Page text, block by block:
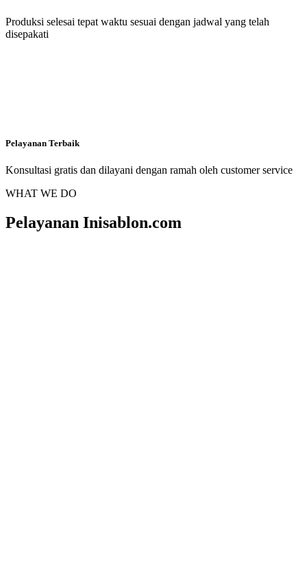
Produksi selesai tepat waktu sesuai dengan jadwal yang telah
disepakati
Pelayanan Terbaik
Konsultasi gratis dan dilayani dengan ramah oleh customer service
WHAT WE DO
Pelayanan Inisablon.com